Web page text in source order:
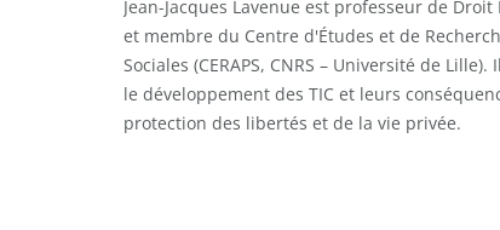
Jean-Jacques Lavenue est professeur de
et membre du Centre d'Études et de
Sociales (CERAPS, CNRS – Université de
le développement des TIC et leurs
protection des libertés et de la vie privée.